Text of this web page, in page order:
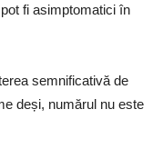
fi asimptomatici în
semnificativă de
deși, numărul nu este